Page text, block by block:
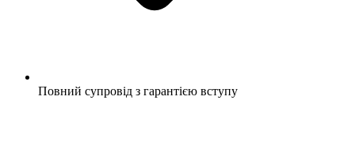
Повний супровід з гарантією вступу